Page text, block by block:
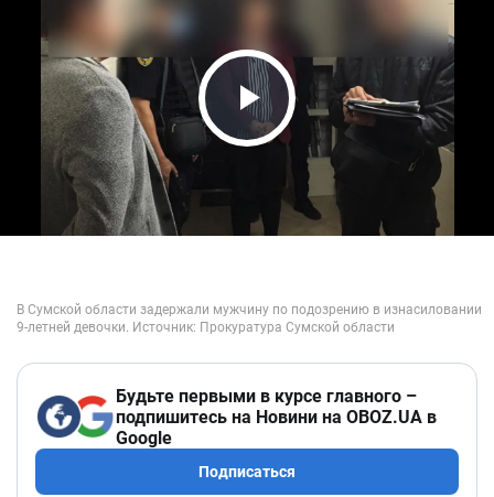
Play Video
Будьте первыми в курсе главного –
подпишитесь на Новини на OBOZ.UA в
Google
Подписаться